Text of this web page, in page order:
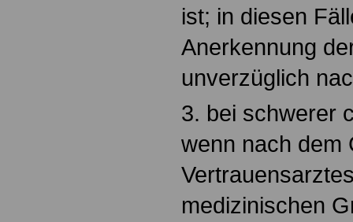
ist; in diesen
Anerkennung
unverzüglich
3. bei schwerer
wenn nach dem
medizinischen